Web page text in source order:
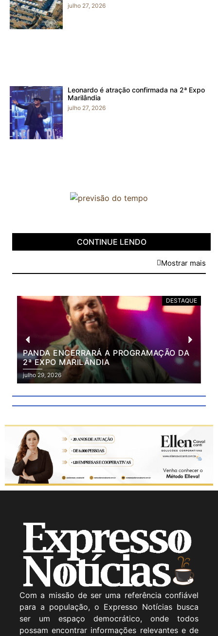
julho 27, 2026
Leonardo é atração confirmada na 2ª Expo
Marilândia
julho 27, 2026
CONTINUE LENDO
Mostrar mais
DESTAQUE
PANDA ENCERRARÁ A PROGRAMAÇÃO DA
2ª EXPO MARILÂNDIA
julho 29, 2026
Com a missão de ser uma referência confiável
para a população, o Expresso Notícias busca
ser um espaço democrático, onde todos
possam encontrar informações relevantes e de